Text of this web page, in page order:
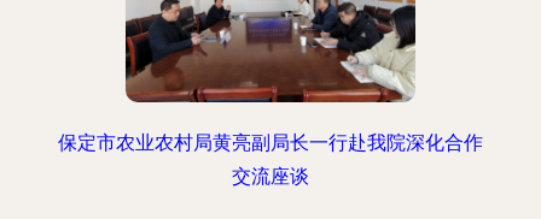
保定市农业农村局黄亮副局长一行赴我院深化合作
交流座谈